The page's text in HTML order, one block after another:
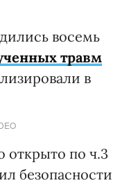
восемь
травм
в
открыто по ч.3
безопасности